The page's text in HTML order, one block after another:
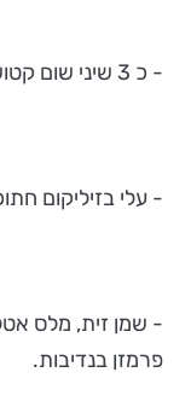
- כ 3 שיני שום קטושות.
- עלי בזיליקום
- שמן זית, מלס
פרמזן בנדיבות.